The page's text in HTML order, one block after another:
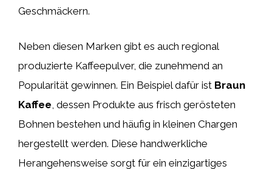
Geschmäckern.
Neben diesen Marken gibt es auch regional
produzierte Kaffeepulver, die zunehmend an
Popularität gewinnen. Ein Beispiel dafür ist Braun
Kaffee , dessen Produkte aus frisch gerösteten
Bohnen bestehen und häufig in kleinen Chargen
hergestellt werden. Diese handwerkliche
Herangehensweise sorgt für ein einzigartiges